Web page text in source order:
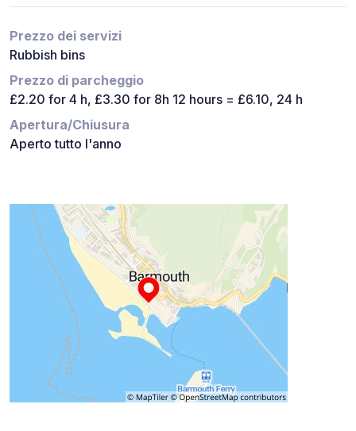
Prezzo dei servizi
Rubbish bins
Prezzo di parcheggio
£2.20 for 4 h, £3.30 for 8h 12 hours = £6.10, 24 h
Apertura/Chiusura
Aperto tutto l'anno